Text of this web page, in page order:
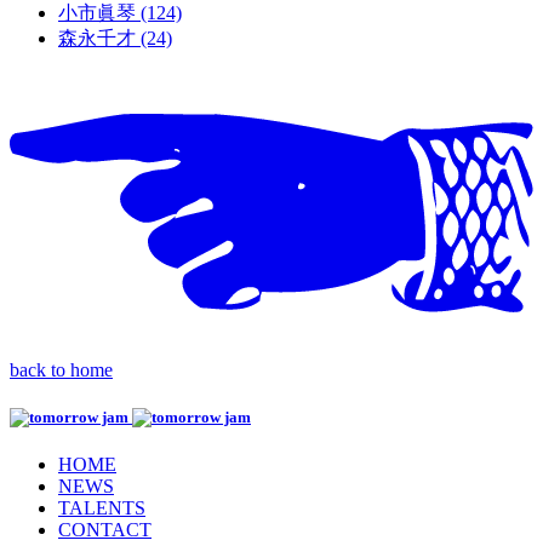
小市眞琴 (124)
森永千才 (24)
back to home
HOME
NEWS
TALENTS
CONTACT